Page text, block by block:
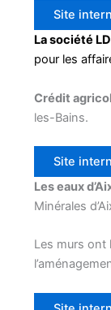
Site
La société
pour les
Crédit
les-Bains.
Site
Les eaux
Minérales
Les murs ont